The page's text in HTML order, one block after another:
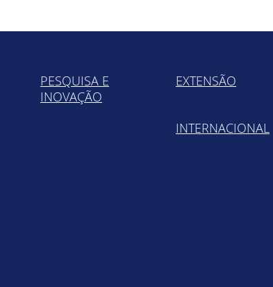
PESQUISA E
INOVAÇÃO
EXTENSÃO
INTERNACIONAL